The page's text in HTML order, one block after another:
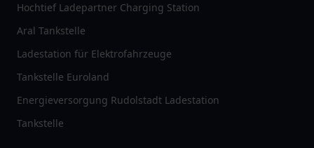
Hochtief Ladepartner Charging Station
Aral Tankstelle
Ladestation für Elektrofahrzeuge
Tankstelle Euroland
Energieversorgung Rudolstadt Ladestation
Tankstelle